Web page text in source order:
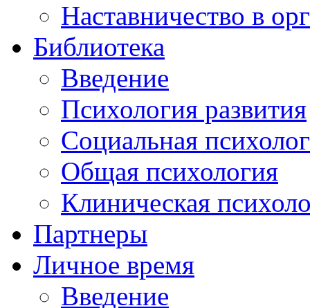
Наставничество в
Библиотека
Введение
Психология развития
Социальная
Общая психология
Клиническая
Партнеры
Личное время
Введение